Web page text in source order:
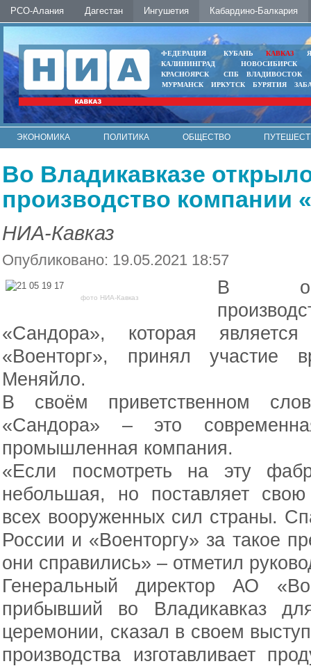
РСО-Алания Дагестан Ингушетия Кабардино-Балкария
ФЕДЕРАЦИЯ КУБАНЬ КАВКАЗ
КАЛИНИНГРАД
НОВОСИБИРСК
КРАСНОЯРСК
СПБ
ВЛАДИВОСТОК
МУРМАНСК
ИРКУТСК БУРЯТИЯ
ЭКОНОМИКА ПОЛИТИКА ОБЩЕСТВО
Во Владикавказе
производство компании
НИА-Кавказ
Опубликовано: 19.05.2021 18:57
фото НИА-Кавказ
В
«Сандора», которая
«Военторг», принял
Меняйло.
В своём приветственном
«Сандора» – это
промышленная компания.
«Если посмотреть на эту
небольшая, но поставляет
всех вооруженных сил страны.
России и «Военторгу» за такое
они справились» – отметил
Генеральный директор АО
прибывший во Владикавказ
церемонии, сказал в своем
производства изготавливает